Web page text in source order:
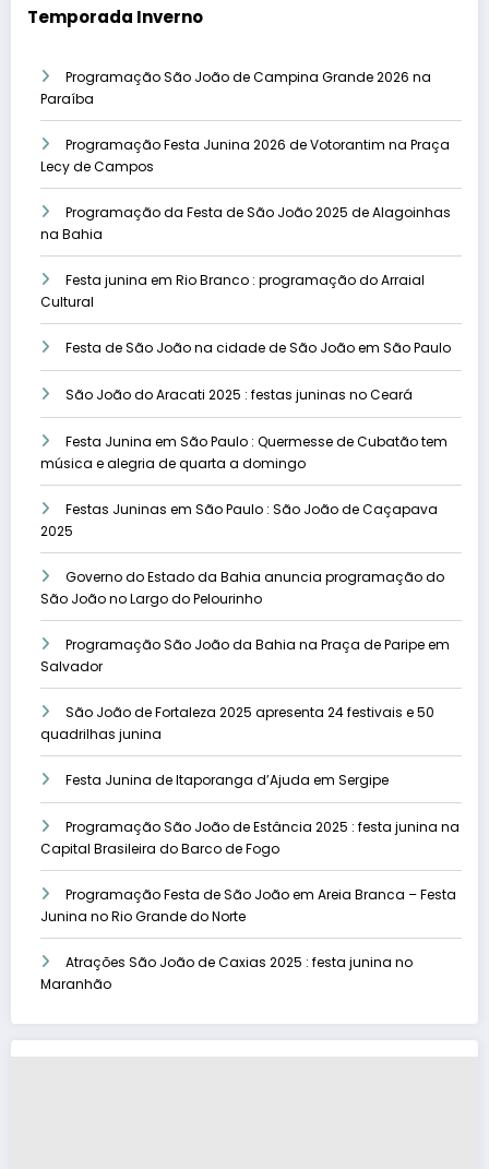
Temporada Inverno
Programação São João de Campina Grande 2026 na
Paraíba
Programação Festa Junina 2026 de Votorantim na Praça
Lecy de Campos
Programação da Festa de São João 2025 de Alagoinhas
na Bahia
Festa junina em Rio Branco : programação do Arraial
Cultural
Festa de São João na cidade de São João em São Paulo
São João do Aracati 2025 : festas juninas no Ceará
Festa Junina em São Paulo : Quermesse de Cubatão tem
música e alegria de quarta a domingo
Festas Juninas em São Paulo : São João de Caçapava
2025
Governo do Estado da Bahia anuncia programação do
São João no Largo do Pelourinho
Programação São João da Bahia na Praça de Paripe em
Salvador
São João de Fortaleza 2025 apresenta 24 festivais e 50
quadrilhas junina
Festa Junina de Itaporanga d’Ajuda em Sergipe
Programação São João de Estância 2025 : festa junina na
Capital Brasileira do Barco de Fogo
Programação Festa de São João em Areia Branca – Festa
Junina no Rio Grande do Norte
Atrações São João de Caxias 2025 : festa junina no
Maranhão